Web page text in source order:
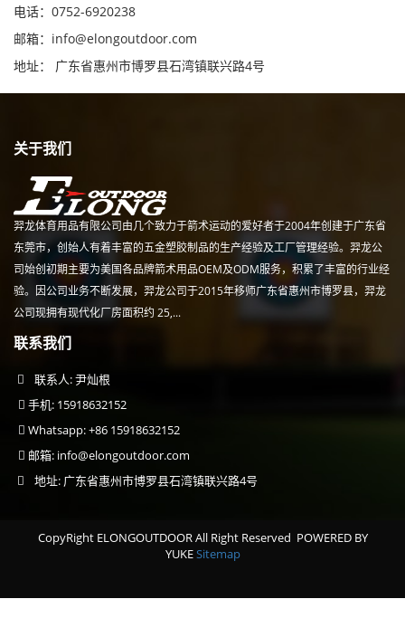
电话：0752-6920238
邮箱： info@elongoutdoor.com
地址： 广东省惠州市博罗县石湾镇联兴路4号
关于我们
羿龙体育用品有限公司由几个致力于箭术运动的爱好者于2004年创建于广东省
东莞市，创始人有着丰富的五金塑胶制品的生产经验及工厂管理经验。羿龙公
司始创初期主要为美国各品牌箭术用品OEM及ODM服务，积累了丰富的行业经
验。因公司业务不断发展，羿龙公司于2015年移师广东省惠州市博罗县，羿龙
公司现拥有现代化厂房面积约 25,...
联系我们
联系人: 尹灿根
手机: 15918632152
Whatsapp: +86 15918632152
邮箱: info@elongoutdoor.com
地址: 广东省惠州市博罗县石湾镇联兴路4号
CopyRight ELONGOUTDOOR All Right Reserved POWERED BY
YUKESitemap